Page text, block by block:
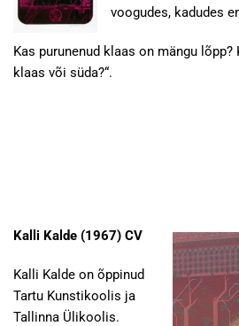
voogudes, kadudes
Kas purunenud klaas on mängu lõpp?
klaas või süda?“.
Kalli Kalde (1967) CV
Kalli Kalde on õppinud
Tartu Kunstikoolis ja
Tallinna Ülikoolis.